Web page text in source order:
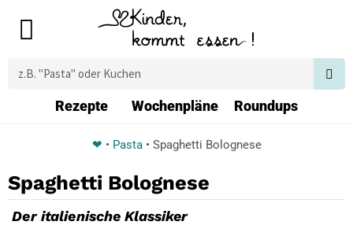
Main
Suche
Rezepte Wochenpläne Roundups
❤ • Pasta• Spaghetti Bolognese
Spaghetti Bolognese
Der italienische Klassiker